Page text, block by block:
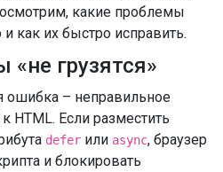
какие проблемы
как их быстро исправить.
грузятся»
ошибка – неправильное
HTML. Если разместить
defer или async, браузер
и блокировать